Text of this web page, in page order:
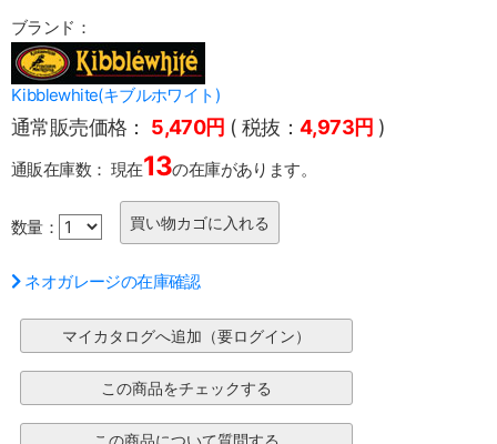
ブランド：
Kibblewhite(キブルホワイト)
通常販売価格： 5,470円 ( 税抜：4,973円 )
通販在庫数： 現在13の在庫があります。
数量：
ネオガレージの在庫確認